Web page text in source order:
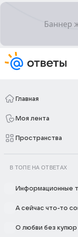
Главная
Моя лента
Пространства
В ТОПЕ НА ОТВЕТАХ
Информационные
А сейчас что-то
О любви без купюр